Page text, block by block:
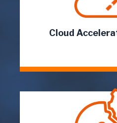
Cloud
seguridad
Leer